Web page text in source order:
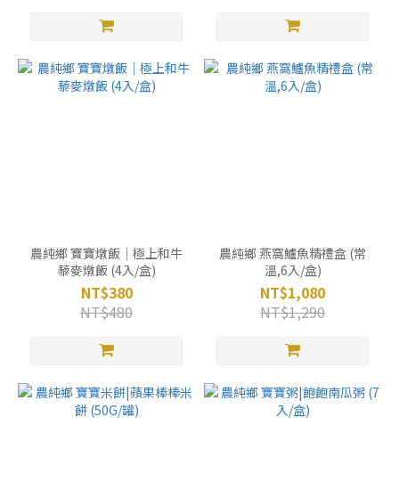
農純鄉 寶寶燉飯｜極上和牛
藜麥燉飯 (4入/盒)
NT$380
NT$480
農純鄉 燕窩鱸魚精禮盒 (常
溫,6入/盒)
NT$1,080
NT$1,290